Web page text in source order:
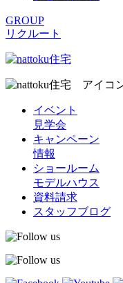
GROUP
リクルート
イベント
見学会
キャンペーン
情報
ショールーム
モデルハウス
資料請求
スタッフブログ